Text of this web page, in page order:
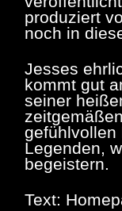
produziert
noch in
Jesses
kommt gut
seiner
gefühlvollen
Legenden,
begeistern.
Text: